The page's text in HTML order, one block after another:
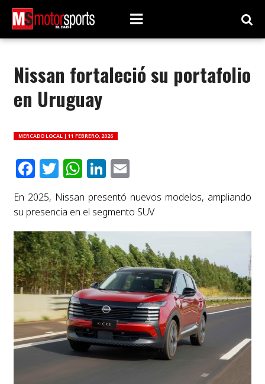
Nissan fortaleció su portafolio
en Uruguay
MERCADO LOCAL | 11 FEBRERO, 2026
Facebook
Twitter
WhatsApp
LinkedIn
Email
En 2025, Nissan presentó nuevos modelos, ampliando
su presencia en el segmento SUV